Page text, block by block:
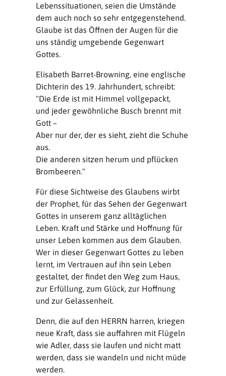
Lebenssituationen, seien die Umstände
dem auch noch so sehr entgegenstehend.
Glaube ist das Öffnen der Augen für die
uns ständig umgebende Gegenwart
Gottes.
Elisabeth Barret-Browning, eine englische
Dichterin des 19. Jahrhundert, schreibt:
"Die Erde ist mit Himmel vollgepackt,
und jeder gewöhnliche Busch brennt mit
Gott –
Aber nur der, der es sieht, zieht die Schuhe
aus.
Die anderen sitzen herum und pflücken
Brombeeren."
Für diese Sichtweise des Glaubens wirbt
der Prophet, für das Sehen der Gegenwart
Gottes in unserem ganz alltäglichen
Leben. Kraft und Stärke und Hoffnung für
unser Leben kommen aus dem Glauben.
Wer in dieser Gegenwart Gottes zu leben
lernt, im Vertrauen auf ihn sein Leben
gestaltet, der findet den Weg zum Haus,
zur Erfüllung, zum Glück, zur Hoffnung
und zur Gelassenheit.
Denn, die auf den HERRN harren, kriegen
neue Kraft, dass sie auffahren mit Flügeln
wie Adler, dass sie laufen und nicht matt
werden, dass sie wandeln und nicht müde
werden.